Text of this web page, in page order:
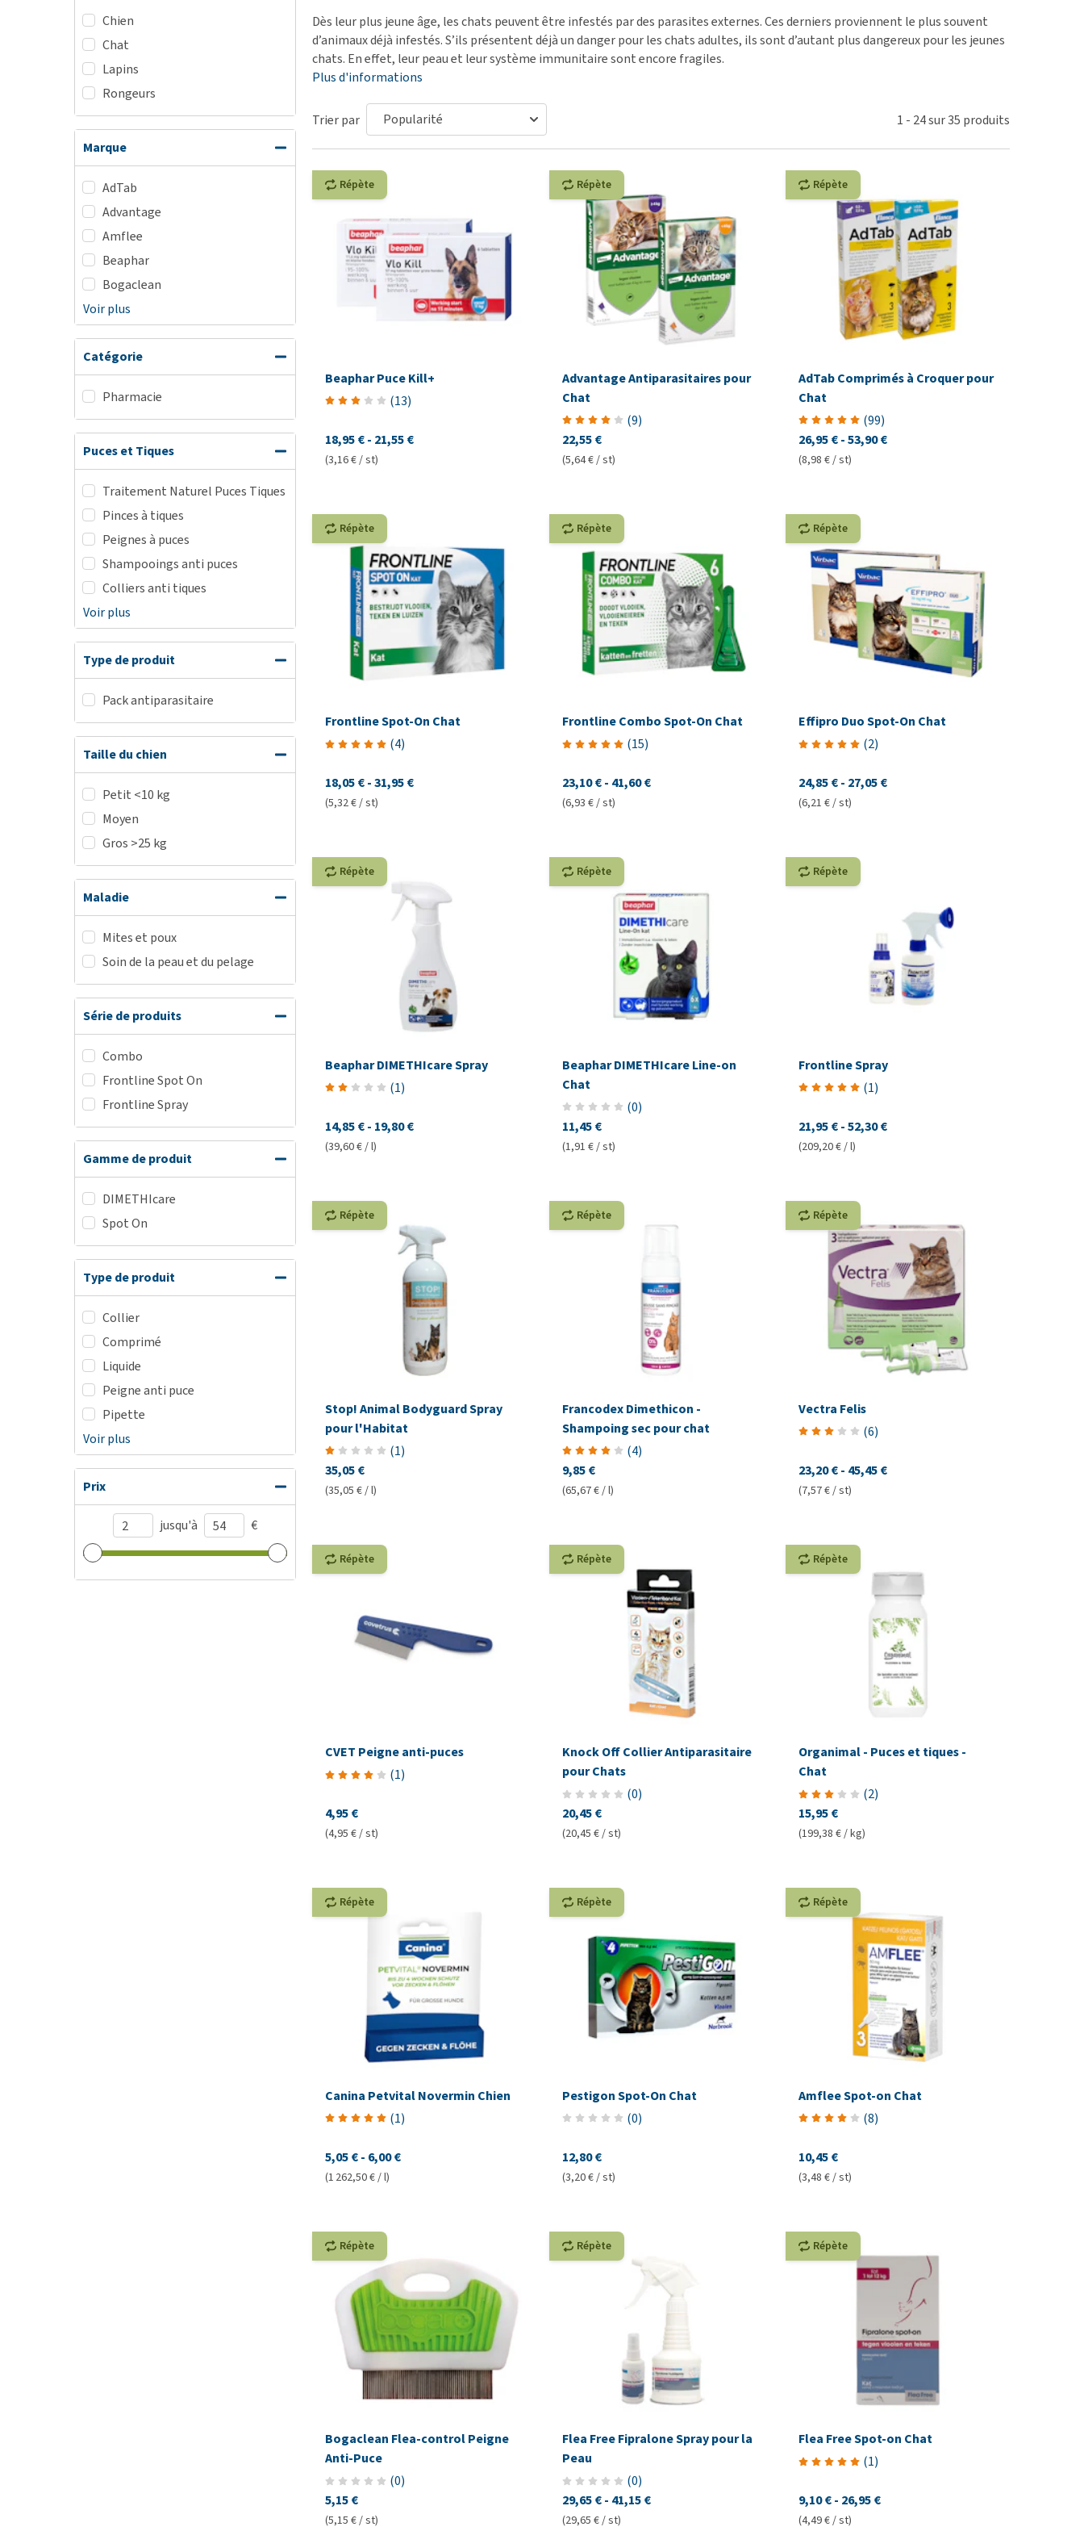
Sacs à déjections et
distributeurs
Tout afficher
Matériel médical
Tout afficher
Problèmes articulaires et
de mobilité
Tout afficher
Problèmes respiratoires,
mal de gorge et toux
Problèmes gastro-
Tout afficher
Chien
Chat
Lapins
Rongeurs
Marque
AdTab
Advantage
Amflee
Beaphar
Bogaclean
Voir plus
Catégorie
Pharmacie
Puces et Tiques
Traitement Naturel Puces Tiques
Pinces à tiques
Peignes à puces
Shampooings anti puces
Colliers anti tiques
Voir plus
Type de produit
Pack antiparasitaire
Taille du chien
Petit <10 kg
Moyen
Gros >25 kg
Maladie
Mites et poux
Soin de la peau et du pelage
Série de produits
Combo
Frontline Spot On
Frontline Spray
Gamme de produit
DIMETHIcare
Spot On
Type de produit
Collier
Comprimé
Liquide
Peigne anti puce
Pipette
Voir plus
Prix
jusqu'à €
Dès leur plus jeune âge, les chats peuvent être infestés par des parasites externes. Ces derniers proviennent le plus souvent
d’animaux déjà infestés. S’ils présentent déjà un danger pour les chats adultes, ils sont d’autant plus dangereux pour les jeunes
chats. En effet, leur peau et leur système immunitaire sont encore fragiles.
Plus d'informations
Trier par 1 - 24sur35 produits
Répète
Beaphar Puce Kill+
(13)
18,95 €- 21,55 €
(3,16 € / st)
Répète
Advantage Antiparasitaires pour
Chat
(9)
22,55 €
(5,64 € / st)
Répète
AdTab Comprimés à Croquer pour
Chat
(99)
26,95 €- 53,90 €
(8,98 € / st)
Répète
Frontline Spot-On Chat
(4)
18,05 €-31,95 €
(5,32 € / st)
Répète
Frontline Combo Spot-On Chat
(15)
23,10 € - 41,60 €
(6,93 € / st)
Répète
Effipro Duo Spot-On Chat
(2)
24,85 €- 27,05 €
(6,21 € / st)
Répète
Beaphar DIMETHIcare Spray
(1)
14,85 €- 19,80 €
(39,60 € / l)
Répète
Beaphar DIMETHIcare Line-on
Chat
(0)
11,45 €
(1,91 € / st)
Répète
Frontline Spray
(1)
21,95 €- 52,30 €
(209,20 € / l)
Répète
Stop! Animal Bodyguard Spray
pour l'Habitat
(1)
35,05 €
(35,05 € / l)
Répète
Francodex Dimethicon -
Shampoing sec pour chat
(4)
9,85 €
(65,67 € / l)
Répète
Vectra Felis
(6)
23,20 €- 45,45 €
(7,57 € / st)
Répète
CVET Peigne anti-puces
(1)
4,95 €
(4,95 € / st)
Répète
Knock Off Collier Antiparasitaire
pour Chats
(0)
20,45 €
(20,45 € / st)
Répète
Organimal - Puces et tiques -
Chat
(2)
15,95 €
(199,38 € / kg)
Répète
Canina Petvital Novermin Chien
(1)
5,05 €- 6,00 €
(1 262,50 € / l)
Répète
Pestigon Spot-On Chat
(0)
12,80 €
(3,20 € / st)
Répète
Amflee Spot-on Chat
(8)
10,45 €
(3,48 € / st)
Répète
Bogaclean Flea-control Peigne
Anti-Puce
(0)
5,15 €
(5,15 € / st)
Répète
Flea Free Fipralone Spray pour la
Peau
(0)
29,65 € - 41,15 €
(29,65 € / st)
Répète
Flea Free Spot-on Chat
(1)
9,10 €- 26,95 €
(4,49 € / st)